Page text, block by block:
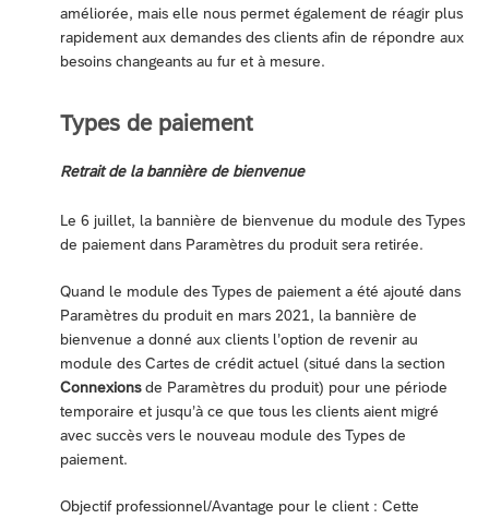
améliorée, mais elle nous permet également de réagir plus
rapidement aux demandes des clients afin de répondre aux
besoins changeants au fur et à mesure.
Types de paiement
Retrait de la bannière de bienvenue
Le 6 juillet, la bannière de bienvenue du module des Types
de paiement dans Paramètres du produit sera retirée.
Quand le module des Types de paiement a été ajouté dans
Paramètres du produit en mars 2021, la bannière de
bienvenue a donné aux clients l’option de revenir au
module des Cartes de crédit actuel (situé dans la section
Connexionsde Paramètres du produit) pour une période
temporaire et jusqu’à ce que tous les clients aient migré
avec succès vers le nouveau module des Types de
paiement.
Objectif professionnel/Avantage pour le client : Cette